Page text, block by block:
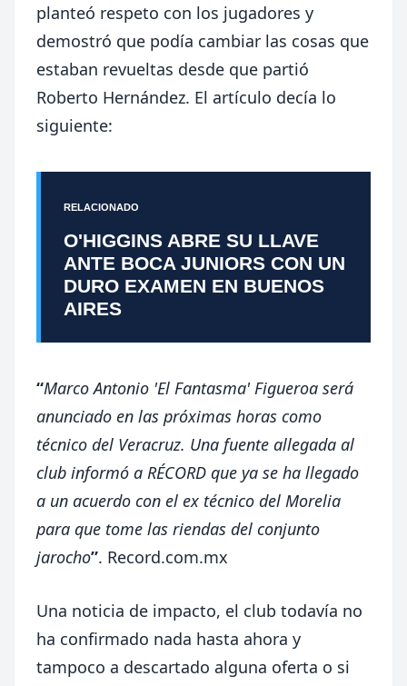
planteó respeto con los jugadores y
demostró que podía cambiar las cosas que
estaban revueltas desde que partió
Roberto Hernández. El artículo decía lo
siguiente:
RELACIONADO
O'HIGGINS ABRE SU LLAVE
ANTE BOCA JUNIORS CON UN
DURO EXAMEN EN BUENOS
AIRES
“Marco Antonio 'El Fantasma' Figueroa será
anunciado en las próximas horas como
técnico del Veracruz. Una fuente allegada al
club informó a RÉCORD que ya se ha llegado
a un acuerdo con el ex técnico del Morelia
para que tome las riendas del conjunto
jarocho”. Record.com.mx
Una noticia de impacto, el club todavía no
ha confirmado nada hasta ahora y
tampoco a descartado alguna oferta o si